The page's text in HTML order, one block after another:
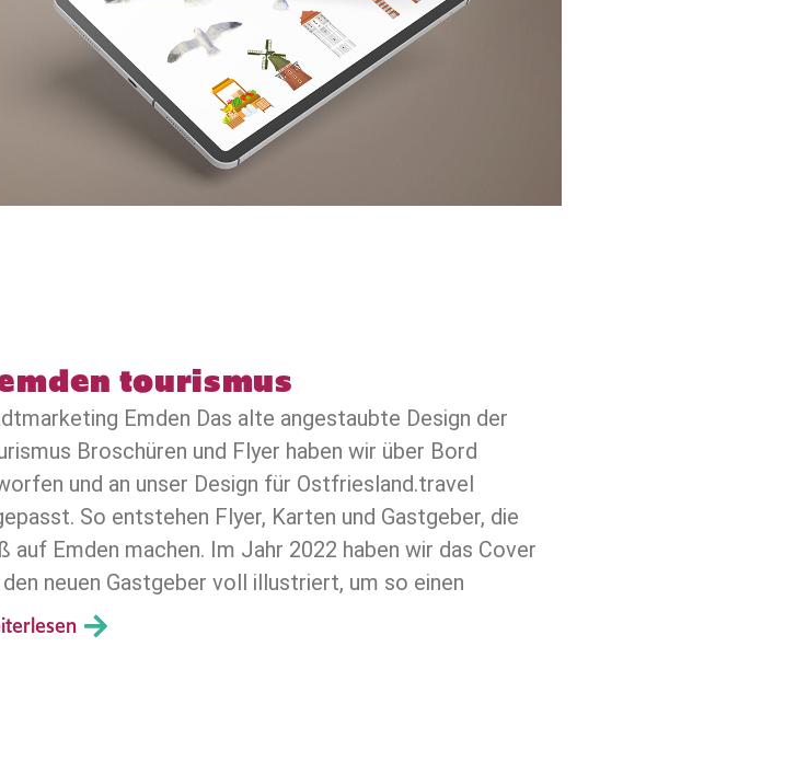
tourismus
Emden Das alte angestaubte Design der
Broschüren und Flyer haben wir über Bord
und an unser Design für Ostfriesland.travel
So entstehen Flyer, Karten und Gastgeber, die
auf Emden machen. Im Jahr 2022 haben wir das Cover
neuen Gastgeber voll illustriert, um so einen